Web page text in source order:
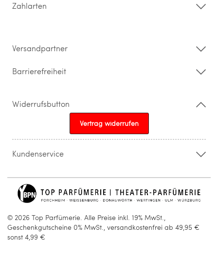
Widerrufsrecht & Rückgabebedingungen
Zahlarten
Versandpartner
Barrierefreiheit
Widerrufsbutton
Vertrag widerrufen
Kundenservice
info@topparfuemerie.de
© 2026 Top Parfümerie. Alle Preise inkl. 19% MwSt.,
Geschenkgutscheine 0% MwSt., versandkostenfrei ab 49,95 €
sonst 4,99 €